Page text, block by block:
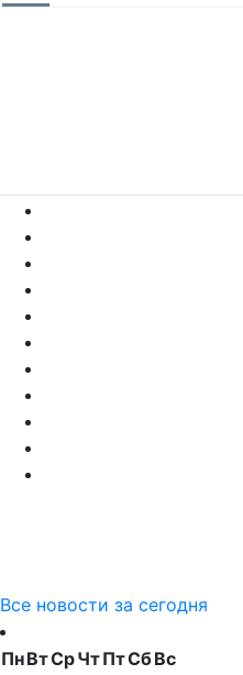
Все новости за сегодня
ПнВтСрЧтПтСбВс